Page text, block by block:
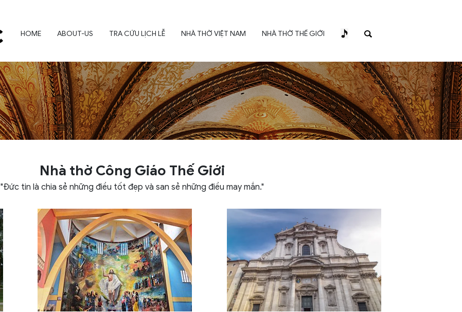
HOME ABOUT-US TRA CỨU LỊCH LỄ NHÀ THỜ VIỆT NAM NHÀ THỜ THẾ GIỚI
Nhà thờ Công Giáo Thế Giới
"Đức tin là chia sẻ những điều tốt đẹp và san sẻ những điều may mắn."